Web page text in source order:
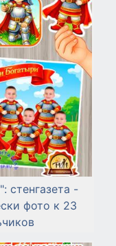
стенгазета -
фото к 23